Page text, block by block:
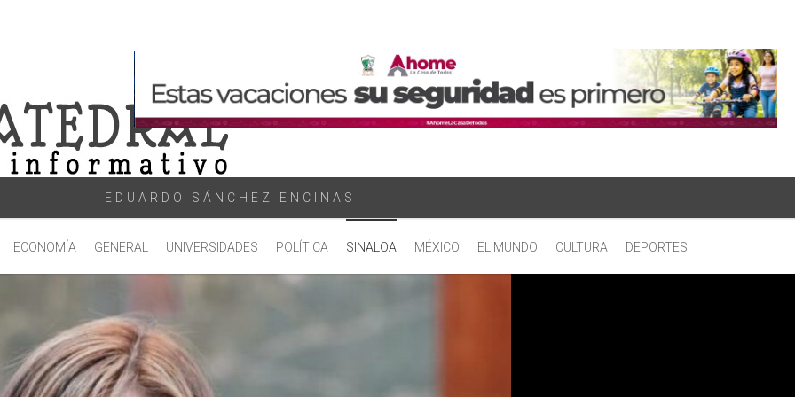
EDUARDO SÁNCHEZ ENCINAS
ECONOMÍA GENERAL UNIVERSIDADES POLÍTICA SINALOA MÉXICO EL MUNDO CULTURA DEPORTES